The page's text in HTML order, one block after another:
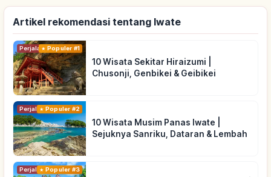
Artikel rekomendasi tentang Iwate
PerjalananPopuler #1
10 Wisata Sekitar Hiraizumi |
Chusonji, Genbikei & Geibikei
PerjalananPopuler #2
10 Wisata Musim Panas Iwate |
Sejuknya Sanriku, Dataran & Lembah
PerjalananPopuler #3